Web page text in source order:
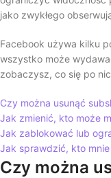
jako zwykłego
Facebook używa kilku
wszystko może
zobaczysz, co się po
Czy można usunąć
Jak zmienić, kto może
Jak zablokować lub
Jak sprawdzić, kto
Czy można